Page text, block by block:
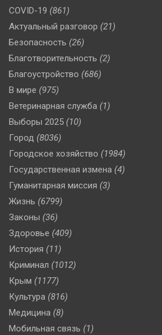
COVID-19 (861)
Актуальный разговор (21)
Безопасность (26)
Благотворительность (2)
Благоустройство (686)
В мире (975)
Ветеринарная служба (1)
Выборы 2025 (10)
Город (8036)
Городское хозяйство (1984)
Государственная измена (4)
Гуманитарная миссия (3)
Жизнь (6799)
Законы (36)
Здоровье (409)
История (11)
Криминал (1012)
Крым (1177)
Культура (816)
Медицина (8)
Мобильная связь (1)